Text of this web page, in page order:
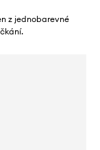
z jednobarevné